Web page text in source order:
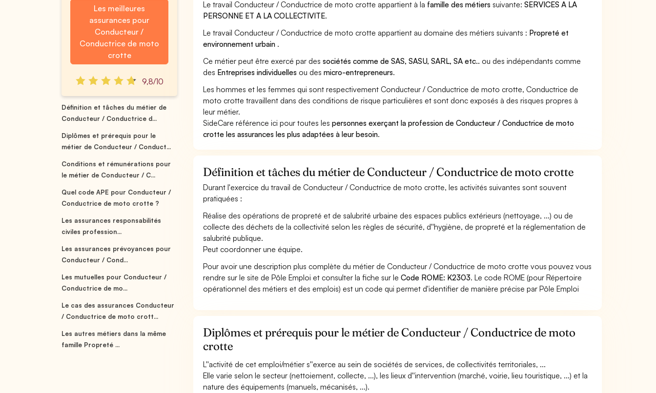
Les meilleures
assurances pour
Conducteur /
Conductrice de moto
crotte
9,8/10
Définition et tâches du métier de
Conducteur / Conductrice d...
Diplômes et prérequis pour le
métier de Conducteur / Conduct...
Conditions et rémunérations pour
le métier de Conducteur / C...
Quel code APE pour Conducteur /
Conductrice de moto crotte ?
Les assurances responsabilités
civiles profession...
Les assurances prévoyances pour
Conducteur / Cond...
Les mutuelles pour Conducteur /
Conductrice de mo...
Le cas des assurances Conducteur
/ Conductrice de moto crott...
Les autres métiers dans la même
famille Propreté ...
Le travail Conducteur / Conductrice de moto crotte appartient à la famille des métiers suivante:SERVICES A LA
PERSONNE ET A LA COLLECTIVITE.
Le travail Conducteur / Conductrice de moto crotte appartient au domaine des métiers suivants : Propreté et
environnement urbain .
Ce métier peut être exercé par dessociétés comme de SAS, SASU, SARL, SA etc.. ou des indépendants comme
des Entreprises individuelles ou desmicro-entrepreneurs.
Les hommes et les femmes qui sont respectivement Conducteur / Conductrice de moto crotte, Conductrice de
moto crotte travaillent dans des conditions de risque particulières et sont donc exposés à des risques propres à
leur métier.
SideCare référence ici pour toutes lespersonnes exerçant la profession de Conducteur / Conductrice de moto
crotte les assurances les plus adaptées à leur besoin.
Définition et tâches du métier de Conducteur / Conductrice de moto crotte
Durant l'exercice du travail de Conducteur / Conductrice de moto crotte, les activités suivantes sont souvent
pratiquées :
Réalise des opérations de propreté et de salubrité urbaine des espaces publics extérieurs (nettoyage, ...) ou de
collecte des déchets de la collectivité selon les règles de sécurité, d''hygiène, de propreté et la réglementation de
salubrité publique.
Peut coordonner une équipe.
Pour avoir une description plus complète du métier de Conducteur / Conductrice de moto crotte vous pouvez vous
rendre sur le site de Pôle Emploi et consulter la fiche sur leCode ROME: K2303. Le code ROME (pour Répertoire
opérationnel des métiers et des emplois) est un code qui permet d'identifier de manière précise par Pôle Emploi
Diplômes et prérequis pour le métier de Conducteur / Conductrice de moto
crotte
L''activité de cet emploi/métier s''exerce au sein de sociétés de services, de collectivités territoriales, ...
Elle varie selon le secteur (nettoiement, collecte, ...), les lieux d''intervention (marché, voirie, lieu touristique, ...) et la
nature des équipements (manuels, mécanisés, ...).